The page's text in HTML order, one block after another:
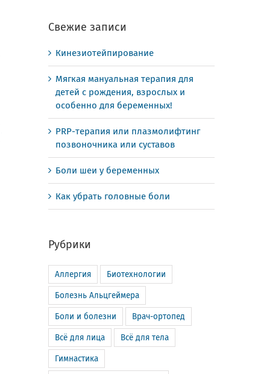
Свежие записи
Кинезиотейпирование
Мягкая мануальная терапия для
детей с рождения, взрослых и
особенно для беременных!
PRP-терапия или плазмолифтинг
позвоночника или суставов
Боли шеи у беременных
Как убрать головные боли
Рубрики
Аллергия Биотехнологии
Болезнь Альцгеймера
Боли и болезни Врач-ортопед
Всё для лица Всё для тела
Гимнастика